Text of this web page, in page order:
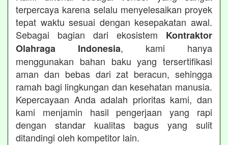
terpercaya karena selalu menyelesaikan proyek
tepat waktu sesuai dengan kesepakatan awal.
Sebagai bagian dari ekosistem Kontraktor
Olahraga Indonesia, kami hanya
menggunakan bahan baku yang tersertifikasi
aman dan bebas dari zat beracun, sehingga
ramah bagi lingkungan dan kesehatan manusia.
Kepercayaan Anda adalah prioritas kami, dan
kami menjamin hasil pengerjaan yang rapi
dengan standar kualitas bagus yang sulit
ditandingi oleh kompetitor lain.